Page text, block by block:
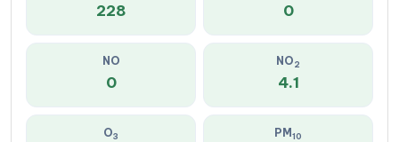
228 0
NO
0
NO2
4.1
O3 PM 10